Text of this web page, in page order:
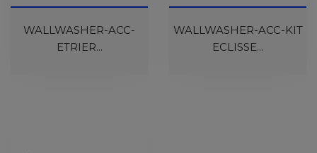
WALLWASHER-ACC-
ETRIER...
WALLWASHER-ACC-KIT
ECLISSE...